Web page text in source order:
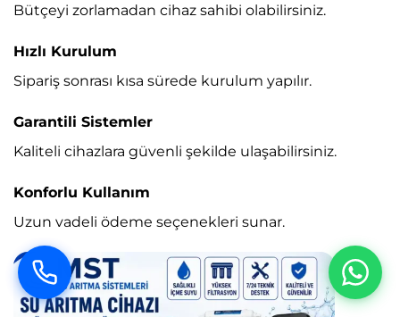
Bütçeyi zorlamadan cihaz sahibi olabilirsiniz.
Hızlı Kurulum
Sipariş sonrası kısa sürede kurulum yapılır.
Garantili Sistemler
Kaliteli cihazlara güvenli şekilde ulaşabilirsiniz.
Konforlu Kullanım
Uzun vadeli ödeme seçenekleri sunar.